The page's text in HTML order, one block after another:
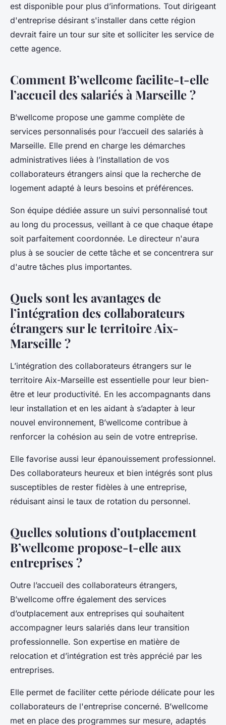
est disponible pour plus d’informations. Tout dirigeant
d'entreprise désirant s'installer dans cette région
devrait faire un tour sur site et solliciter les service de
cette agence.
Comment B’wellcome facilite-t-elle
l’accueil des salariés à Marseille ?
B’wellcome propose une gamme complète de
services personnalisés pour l’accueil des salariés à
Marseille. Elle prend en charge les démarches
administratives liées à l’installation de vos
collaborateurs étrangers ainsi que la recherche de
logement adapté à leurs besoins et préférences.
Son équipe dédiée assure un suivi personnalisé tout
au long du processus, veillant à ce que chaque étape
soit parfaitement coordonnée. Le directeur n'aura
plus à se soucier de cette tâche et se concentrera sur
d'autre tâches plus importantes.
Quels sont les avantages de
l’intégration des collaborateurs
étrangers sur le territoire Aix-
Marseille ?
L’intégration des collaborateurs étrangers sur le
territoire Aix-Marseille est essentielle pour leur bien-
être et leur productivité. En les accompagnants dans
leur installation et en les aidant à s’adapter à leur
nouvel environnement, B’wellcome contribue à
renforcer la cohésion au sein de votre entreprise.
Elle favorise aussi leur épanouissement professionnel.
Des collaborateurs heureux et bien intégrés sont plus
susceptibles de rester fidèles à une entreprise,
réduisant ainsi le taux de rotation du personnel.
Quelles solutions d’outplacement
B’wellcome propose-t-elle aux
entreprises ?
Outre l’accueil des collaborateurs étrangers,
B’wellcome offre également des services
d’outplacement aux entreprises qui souhaitent
accompagner leurs salariés dans leur transition
professionnelle. Son expertise en matière de
relocation et d’intégration est très apprécié par les
entreprises.
Elle permet de faciliter cette période délicate pour les
collaborateurs de l'entreprise concerné. B’wellcome
met en place des programmes sur mesure, adaptés